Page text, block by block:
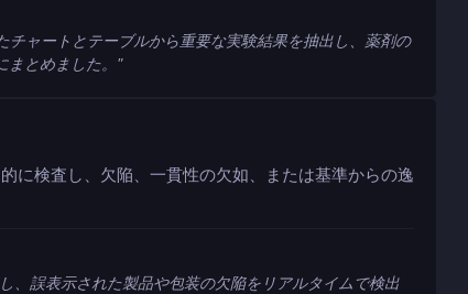
ャートとテーブルから重要な実験結果を抽出し、薬剤の
とめました。 "
に検査し、欠陥、一貫性の欠如、または基準からの逸
、誤表示された製品や包装の欠陥をリアルタイムで検出